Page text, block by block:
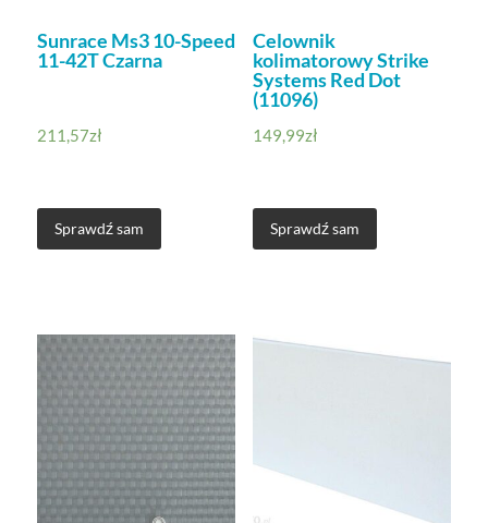
Sunrace Ms3 10-Speed
11-42T Czarna
211,57zł
Sprawdź sam
Celownik
kolimatorowy Strike
Systems Red Dot
(11096)
149,99zł
Sprawdź sam